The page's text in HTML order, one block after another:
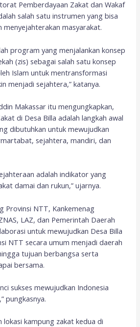
Pemberdayaan Zakat dan Wakaf
salah satu instrumen yang bisa
masyarakat.
program yang menjalankan konsep
(zis) sebagai salah satu konsep
Islam untuk mentransformasi
menjadi sejahtera,” katanya.
Makassar itu mengungkapkan,
di Desa Billa adalah langkah awal
dibutuhkan untuk mewujudkan
sejahtera, mandiri, dan
adalah indikator yang
damai dan rukun,” ujarnya.
Provinsi NTT, Kankemenag
LAZ, dan Pemerintah Daerah
untuk mewujudkan Desa Billa
NTT secara umum menjadi daerah
tujuan berbangsa serta
bersama.
sukses mewujudkan Indonesia
pungkasnya.
lokasi kampung zakat kedua di